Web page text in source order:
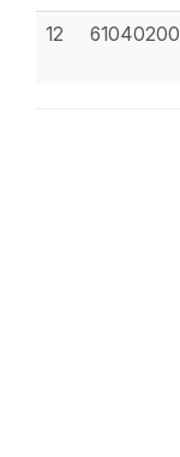
12 61040200